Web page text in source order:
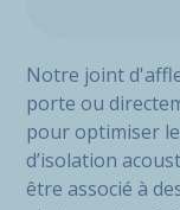
Notre joint
porte ou
pour optimiser
d’isolation
être associé à